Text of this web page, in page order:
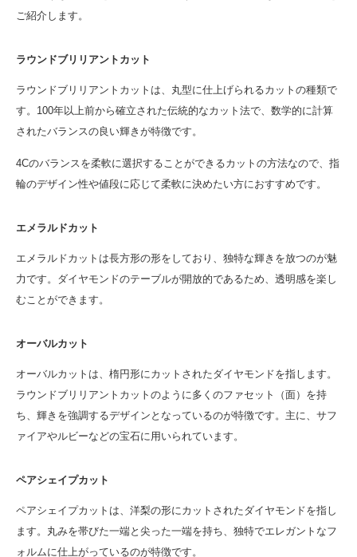
ご紹介します。
ラウンドブリリアントカット
ラウンドブリリアントカットは、丸型に仕上げられるカットの種類で
す。100年以上前から確立された伝統的なカット法で、数学的に計算
されたバランスの良い輝きが特徴です。
4Cのバランスを柔軟に選択することができるカットの方法なので、指
輪のデザイン性や値段に応じて柔軟に決めたい方におすすめです。
エメラルドカット
エメラルドカットは長方形の形をしており、独特な輝きを放つのが魅
力です。ダイヤモンドのテーブルが開放的であるため、透明感を楽し
むことができます。
オーバルカット
オーバルカットは、楕円形にカットされたダイヤモンドを指します。
ラウンドブリリアントカットのように多くのファセット（面）を持
ち、輝きを強調するデザインとなっているのが特徴です。主に、サフ
ァイアやルビーなどの宝石に用いられています。
ペアシェイプカット
ペアシェイプカットは、洋梨の形にカットされたダイヤモンドを指し
ます。丸みを帯びた一端と尖った一端を持ち、独特でエレガントなフ
ォルムに仕上がっているのが特徴です。